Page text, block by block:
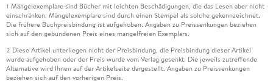
1 Mängelexemplare sind Bücher mit leichten Beschädigungen, die das Lesen aber nicht
einschränken. Mängelexemplare sind durch einen Stempel als solche gekennzeichnet.
Die frühere Buchpreisbindung ist aufgehoben. Angaben zu Preissenkungen beziehen
sich auf den gebundenen Preis eines mangelfreien Exemplars.
2 Diese Artikel unterliegen nicht der Preisbindung, die Preisbindung dieser Artikel
wurde aufgehoben oder der Preis wurde vom Verlag gesenkt. Die jeweils zutreffende
Alternative wird Ihnen auf der Artikelseite dargestellt. Angaben zu Preissenkungen
beziehen sich auf den vorherigen Preis.